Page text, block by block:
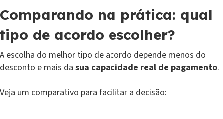
Comparando na prática: qual
tipo de acordo escolher?
A escolha do melhor tipo de acordo depende menos do
desconto e mais da sua capacidade real de pagamento.
Veja um comparativo para facilitar a decisão: